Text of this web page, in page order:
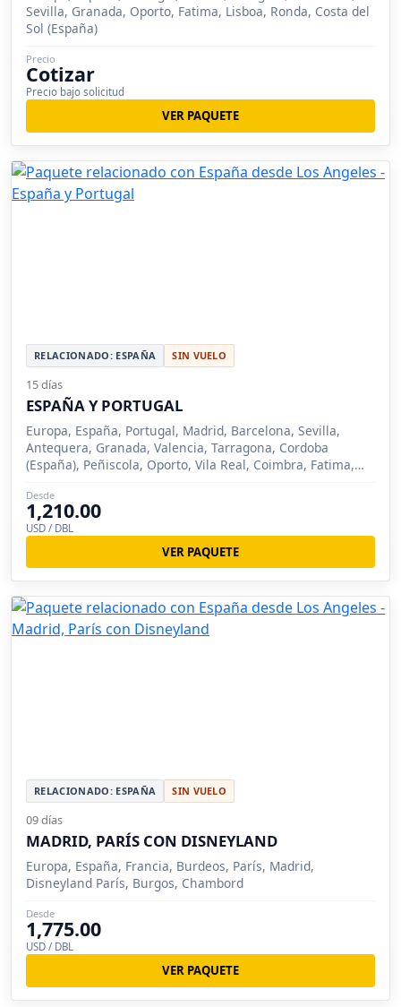
Sevilla, Granada, Oporto, Fatima, Lisboa, Ronda, Costa del
Sol (España)
Precio
Cotizar
Precio bajo solicitud
VER PAQUETE
RELACIONADO: ESPAÑA SIN VUELO
15 días
ESPAÑA Y PORTUGAL
Europa, España, Portugal, Madrid, Barcelona, Sevilla,
Antequera, Granada, Valencia, Tarragona, Cordoba
(España), Peñiscola, Oporto, Vila Real, Coimbra, Fatima,
Desde
1,210.00
USD / DBL
VER PAQUETE
RELACIONADO: ESPAÑA SIN VUELO
09 días
MADRID, PARÍS CON DISNEYLAND
Europa, España, Francia, Burdeos, París, Madrid,
Disneyland París, Burgos, Chambord
Desde
1,775.00
USD / DBL
VER PAQUETE